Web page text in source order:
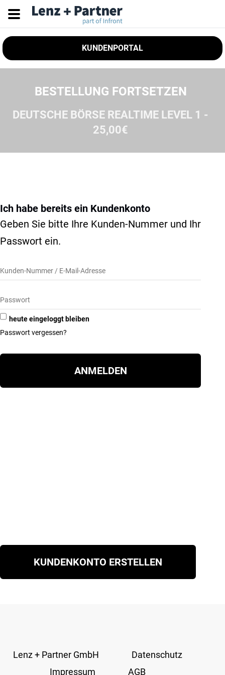
KUNDENPORTAL
BESTELLUNG FORTSETZEN
DEUTSCHE BÖRSE REALTIME LEVEL 1 -
25,00€
Ich habe bereits ein Kundenkonto
Geben Sie bitte Ihre Kunden-Nummer und Ihr
Passwort ein.
heute eingeloggt bleiben
Passwort vergessen?
ANMELDEN
KUNDENKONTO ERSTELLEN
Lenz + Partner GmbH
Datenschutz
Impressum
AGB